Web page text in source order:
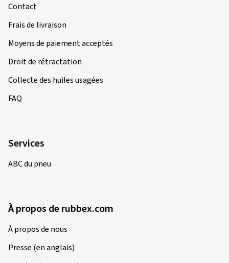
Contact
Frais de livraison
Moyens de paiement acceptés
Droit de rétractation
Collecte des huiles usagées
FAQ
Services
ABC du pneu
À propos de rubbex.com
À propos de nous
Presse (en anglais)